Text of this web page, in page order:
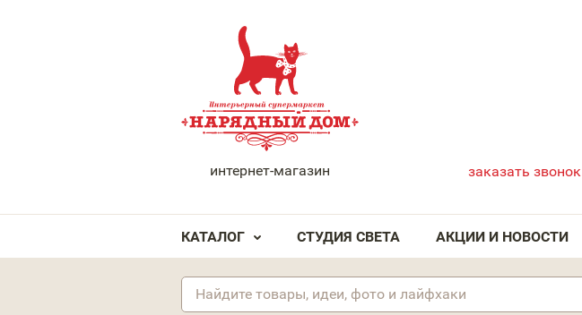
НАРЯДНЫЙ ДОМ
интернет-магазин заказать звонок
КАТАЛОГ СТУДИЯ СВЕТА АКЦИИ И НОВОСТИ